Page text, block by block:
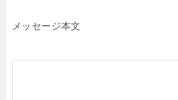
メッセージ本文